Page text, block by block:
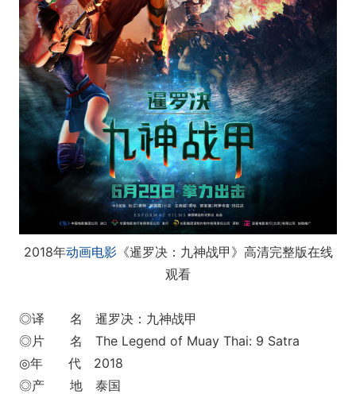
2018年动画电影《暹罗决：九神战甲》高清完整版在线
观看
◎译 名 暹罗决：九神战甲
◎片 名 The Legend of Muay Thai: 9 Satra
◎年 代 2018
◎产 地 泰国